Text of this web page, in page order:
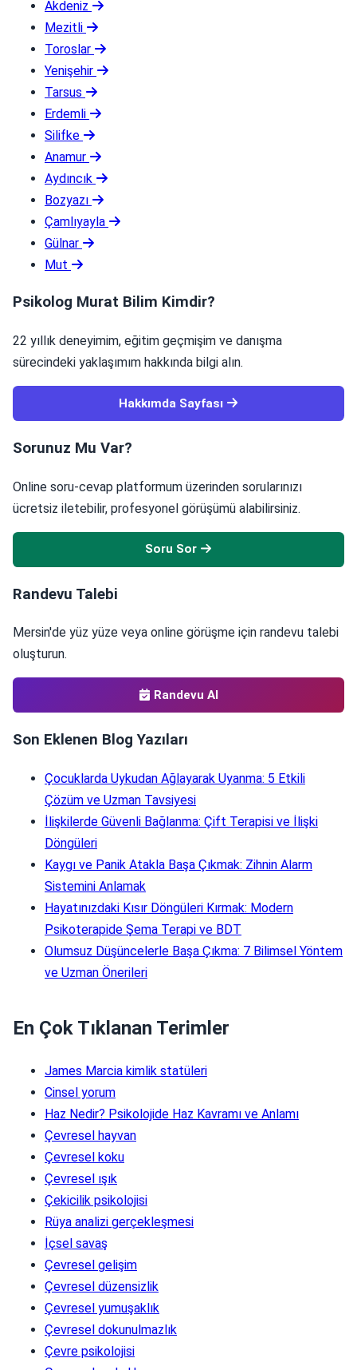
Akdeniz
Mezitli
Toroslar
Yenişehir
Tarsus
Erdemli
Silifke
Anamur
Aydıncık
Bozyazı
Çamlıyayla
Gülnar
Mut
Psikolog Murat Bilim Kimdir?
22 yıllık deneyimim, eğitim geçmişim ve danışma
sürecindeki yaklaşımım hakkında bilgi alın.
Hakkımda Sayfası
Sorunuz Mu Var?
Online soru-cevap platformum üzerinden sorularınızı
ücretsiz iletebilir, profesyonel görüşümü alabilirsiniz.
Soru Sor
Randevu Talebi
Mersin'de yüz yüze veya online görüşme için randevu talebi
oluşturun.
Randevu Al
Son Eklenen Blog Yazıları
Çocuklarda Uykudan Ağlayarak Uyanma: 5 Etkili
Çözüm ve Uzman Tavsiyesi
İlişkilerde Güvenli Bağlanma: Çift Terapisi ve İlişki
Döngüleri
Kaygı ve Panik Atakla Başa Çıkmak: Zihnin Alarm
Sistemini Anlamak
Hayatınızdaki Kısır Döngüleri Kırmak: Modern
Psikoterapide Şema Terapi ve BDT
Olumsuz Düşüncelerle Başa Çıkma: 7 Bilimsel Yöntem
ve Uzman Önerileri
En Çok Tıklanan Terimler
James Marcia kimlik statüleri
Cinsel yorum
Haz Nedir? Psikolojide Haz Kavramı ve Anlamı
Çevresel hayvan
Çevresel koku
Çevresel ışık
Çekicilik psikolojisi
Rüya analizi gerçekleşmesi
İçsel savaş
Çevresel gelişim
Çevresel düzensizlik
Çevresel yumuşaklık
Çevresel dokunulmazlık
Çevre psikolojisi